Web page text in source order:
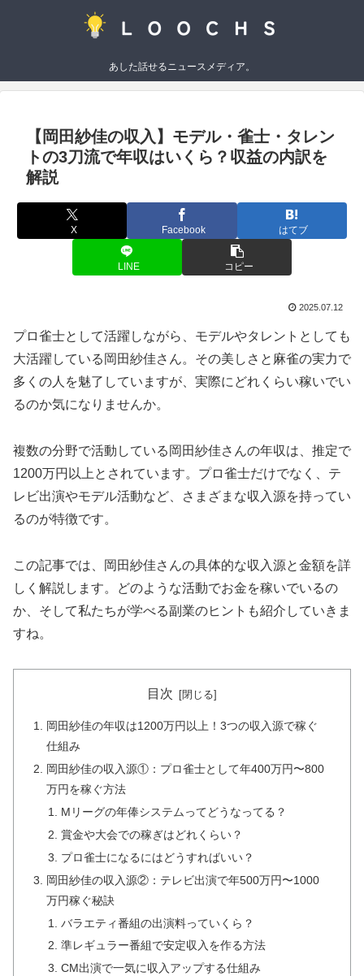
あした話せるニュースメディア。
【岡田紗佳の収入】モデル・雀士・タレン
トの3刀流で年収はいくら？収益の内訳を
解説
X Facebook はてブ
LINE コピー
2025.07.12
プロ雀士として活躍しながら、モデルやタレントとしても
大活躍している岡田紗佳さん。その美しさと麻雀の実力で
多くの人を魅了していますが、実際にどれくらい稼いでい
るのか気になりませんか。
複数の分野で活動している岡田紗佳さんの年収は、推定で
1200万円以上とされています。プロ雀士だけでなく、テ
レビ出演やモデル活動など、さまざまな収入源を持ってい
るのが特徴です。
この記事では、岡田紗佳さんの具体的な収入源と金額を詳
しく解説します。どのような活動でお金を稼いでいるの
か、そして私たちが学べる副業のヒントも紹介していきま
すね。
目次
岡田紗佳の年収は1200万円以上！3つの収入源で稼ぐ
仕組み
岡田紗佳の収入源①：プロ雀士として年400万円〜800
万円を稼ぐ方法
Mリーグの年俸システムってどうなってる？
賞金や大会での稼ぎはどれくらい？
プロ雀士になるにはどうすればいい？
岡田紗佳の収入源②：テレビ出演で年500万円〜1000
万円稼ぐ秘訣
バラエティ番組の出演料っていくら？
準レギュラー番組で安定収入を作る方法
CM出演で一気に収入アップする仕組み